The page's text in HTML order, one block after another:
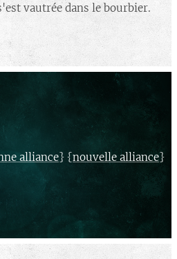
vautrée dans le bourbier.
alliance} {nouvelle alliance}